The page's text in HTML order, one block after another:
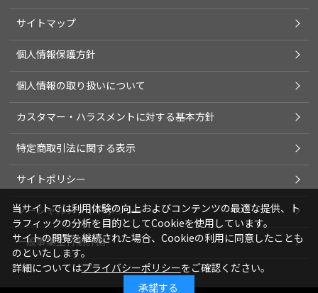
サイトマップ
個人情報保護方針
個人情報の取り扱いについて
カスタマー・ハラスメントに対する基本方針
特定商取引法に関する表示
サイトポリシー
ソーシャルメディアポリシー
一般事業主行動計画
当サイトでは利用体験の向上およびコンテンツの最適な提供、ト
ラフィックの分析を目的としてCookieを使用しています。
サイトの閲覧を継続された場合、Cookieの利用に同意したことも
のといたします。
詳細についてはプライバシーポリシーをご確認ください。
承諾する